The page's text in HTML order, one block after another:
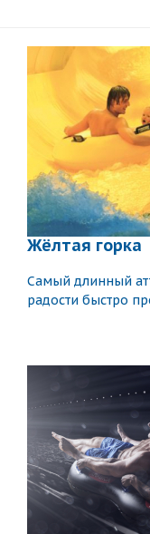
Жёлтая горка
Самый длинный
радости быстро